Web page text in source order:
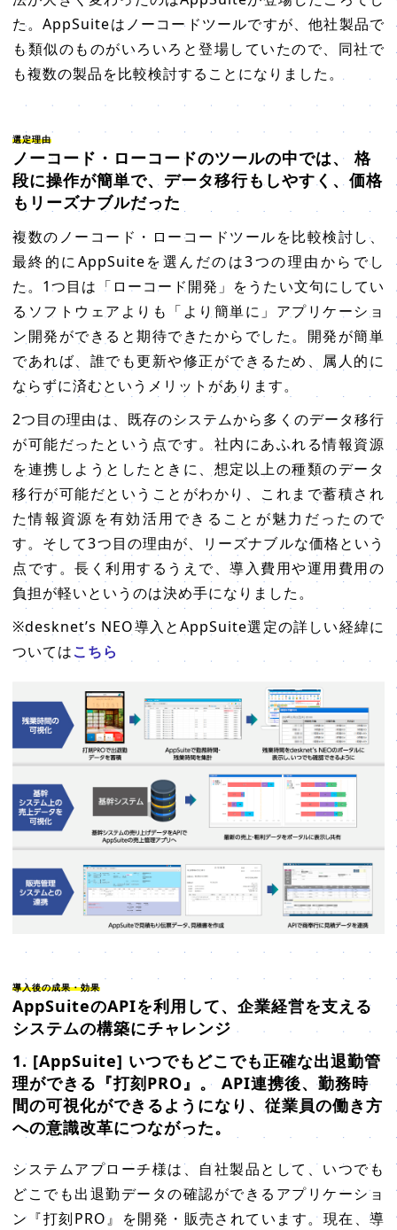
た。AppSuiteはノーコードツールですが、他社製品で
も類似のものがいろいろと登場していたので、同社で
も複数の製品を比較検討することになりました。
選定理由
ノーコード・ローコードのツールの中では、 格
段に操作が簡単で、データ移行もしやすく、価格
もリーズナブルだった
複数のノーコード・ローコードツールを比較検討し、
最終的にAppSuiteを選んだのは3つの理由からでし
た。1つ目は「ローコード開発」をうたい文句にしてい
るソフトウェアよりも「より簡単に」アプリケーショ
ン開発ができると期待できたからでした。開発が簡単
であれば、誰でも更新や修正ができるため、属人的に
ならずに済むというメリットがあります。
2つ目の理由は、既存のシステムから多くのデータ移行
が可能だったという点です。社内にあふれる情報資源
を連携しようとしたときに、想定以上の種類のデータ
移行が可能だということがわかり、これまで蓄積され
た情報資源を有効活用できることが魅力だったので
す。そして3つ目の理由が、リーズナブルな価格という
点です。長く利用するうえで、導入費用や運用費用の
負担が軽いというのは決め手になりました。
※desknet’s NEO導入とAppSuite選定の詳しい経緯に
ついてはこちら
導入後の成果・効果
AppSuiteのAPIを利用して、企業経営を支える
システムの構築にチャレンジ
1. [AppSuite] いつでもどこでも正確な出退勤管
理ができる『打刻PRO』。 API連携後、勤務時
間の可視化ができるようになり、従業員の働き方
への意識改革につながった。
システムアプローチ様は、自社製品として、いつでも
どこでも出退勤データの確認ができるアプリケーショ
ン『打刻PRO』を開発・販売されています。現在、導